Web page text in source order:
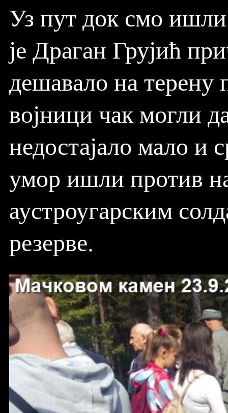
Уз пут док смо
је Драган Грујић
дешавало на терену
војници чак могли
недостајало мало и
умор ишли против
аустроугарским
резерве.